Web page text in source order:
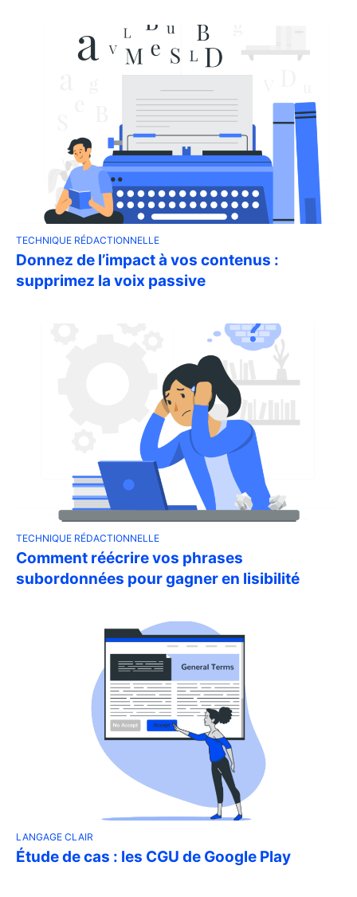
TECHNIQUE RÉDACTIONNELLE
Donnez de l’impact à vos contenus :
supprimez la voix passive
TECHNIQUE RÉDACTIONNELLE
Comment réécrire vos phrases
subordonnées pour gagner en lisibilité
LANGAGE CLAIR
Étude de cas : les CGU de Google Play